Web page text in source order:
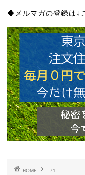
◆メルマガの登録は↓
HOME 71